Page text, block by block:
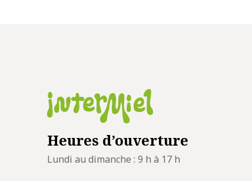
Heures d’ouverture
Lundi au dimanche : 9 h à 17 h